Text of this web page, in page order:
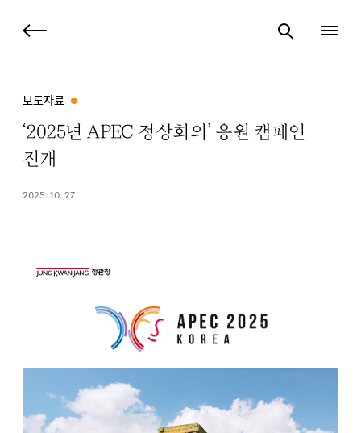
보도자료
‘2025년 APEC 정상회의’ 응원 캠페인
전개
2025. 10. 27